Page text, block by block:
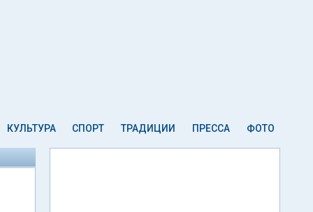
КУЛЬТУРА СПОРТ ТРАДИЦИИ ПРЕССА ФОТО